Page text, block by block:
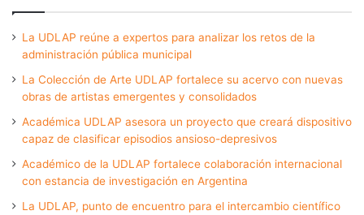
La UDLAP reúne a expertos para analizar los retos de la
administración pública municipal
La Colección de Arte UDLAP fortalece su acervo con nuevas
obras de artistas emergentes y consolidados
Académica UDLAP asesora un proyecto que creará dispositivo
capaz de clasificar episodios ansioso-depresivos
Académico de la UDLAP fortalece colaboración internacional
con estancia de investigación en Argentina
La UDLAP, punto de encuentro para el intercambio científico